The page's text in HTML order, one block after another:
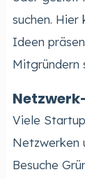
suchen.
Ideen
Mitgründern
Viele
Netzwerken
Besuche